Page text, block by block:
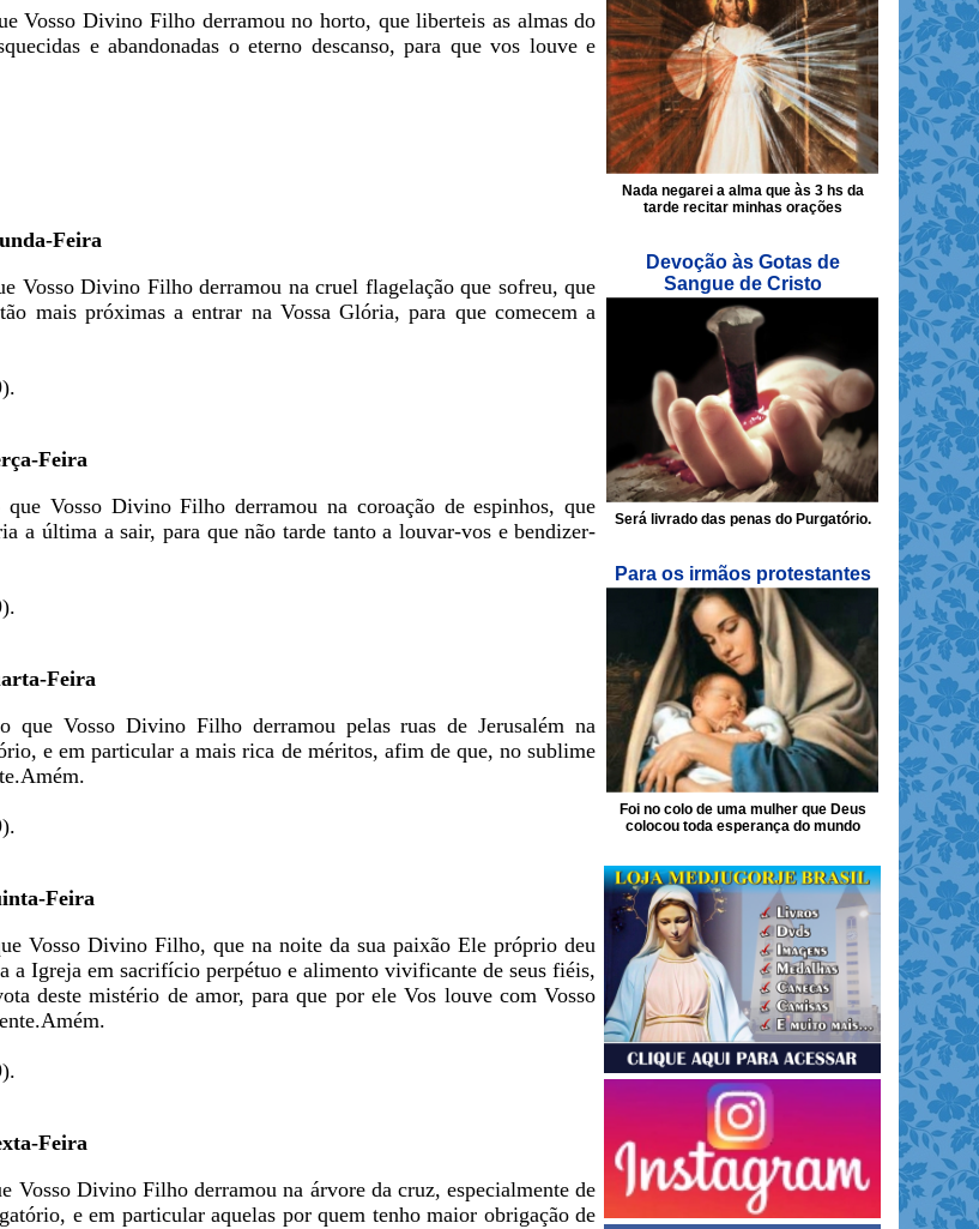
Vosso Divino Filho derramou no horto, que liberteis as almas do
e abandonadas o eterno descanso, para que vos louve e
Feira
Vosso Divino Filho derramou na cruel flagelação que sofreu, que
mais próximas a entrar na Vossa Glória, para que comecem a
Feira
Vosso Divino Filho derramou na coroação de espinhos, que
a última a sair, para que não tarde tanto a louvar-vos e bendizer-
Feira
que Vosso Divino Filho derramou pelas ruas de Jerusalém na
e em particular a mais rica de méritos, afim de que, no sublime
Feira
Vosso Divino Filho, que na noite da sua paixão Ele próprio deu
a Igreja em sacrifício perpétuo e alimento vivificante de seus fiéis,
deste mistério de amor, para que por ele Vos louve com Vosso
Feira
Vosso Divino Filho derramou na árvore da cruz, especialmente de
e em particular aquelas por quem tenho maior obrigação de
Nada negarei a alma que às 3 hs da
tarde recitar minhas orações
Devoção às Gotas de
Sangue de Cristo
Será livrado das penas do Purgatório.
Para os irmãos protestantes
Foi no colo de uma mulher que Deus
colocou toda esperança do mundo